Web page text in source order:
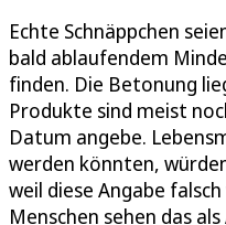
Echte Schnäppchen
bald ablaufendem
finden. Die Betonung
Produkte sind meist
Datum angebe.
werden könnten,
weil diese Angabe
Menschen sehen das